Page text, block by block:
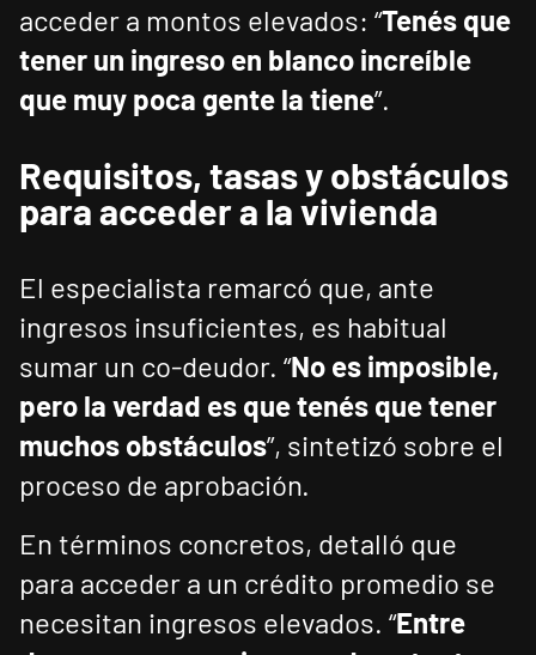
acceder a montos elevados: “Tenés que
tener un ingreso en blanco increíble
que muy poca gente la tiene”.
Requisitos, tasas y obstáculos
para acceder a la vivienda
El especialista remarcó que, ante
ingresos insuficientes, es habitual
sumar un co-deudor. “No es imposible,
pero la verdad es que tenés que tener
muchos obstáculos”, sintetizó sobre el
proceso de aprobación.
En términos concretos, detalló que
para acceder a un crédito promedio se
necesitan ingresos elevados. “Entre